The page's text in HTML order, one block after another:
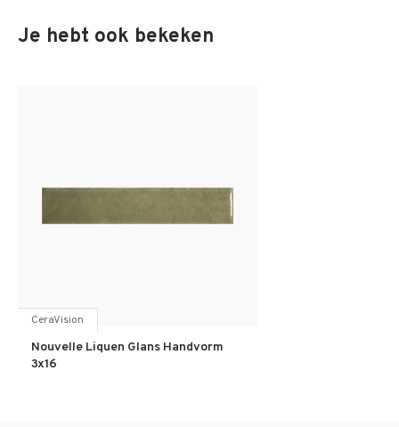
Je hebt ook bekeken
CeraVision
Nouvelle Liquen Glans Handvorm
3x16